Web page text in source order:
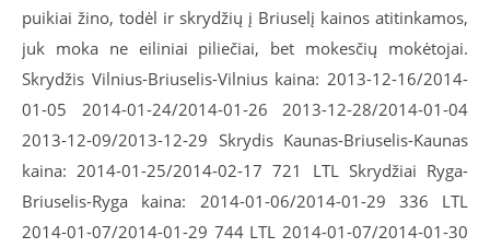
puikiai žino, todėl ir skrydžių į Briuselį kainos atitinkamos,
juk moka ne eiliniai piliečiai, bet mokesčių mokėtojai.
Skrydžis Vilnius-Briuselis-Vilnius kaina: 2013-12-16/2014-
01-05 2014-01-24/2014-01-26 2013-12-28/2014-01-04
2013-12-09/2013-12-29 Skrydis Kaunas-Briuselis-Kaunas
kaina: 2014-01-25/2014-02-17 721 LTL Skrydžiai Ryga-
Briuselis-Ryga kaina: 2014-01-06/2014-01-29 336 LTL
2014-01-07/2014-01-29 744 LTL 2014-01-07/2014-01-30